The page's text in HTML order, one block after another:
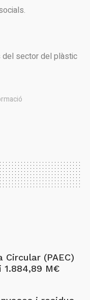
sector del plàstic
Circular (PAEC)
1.884,89 M€